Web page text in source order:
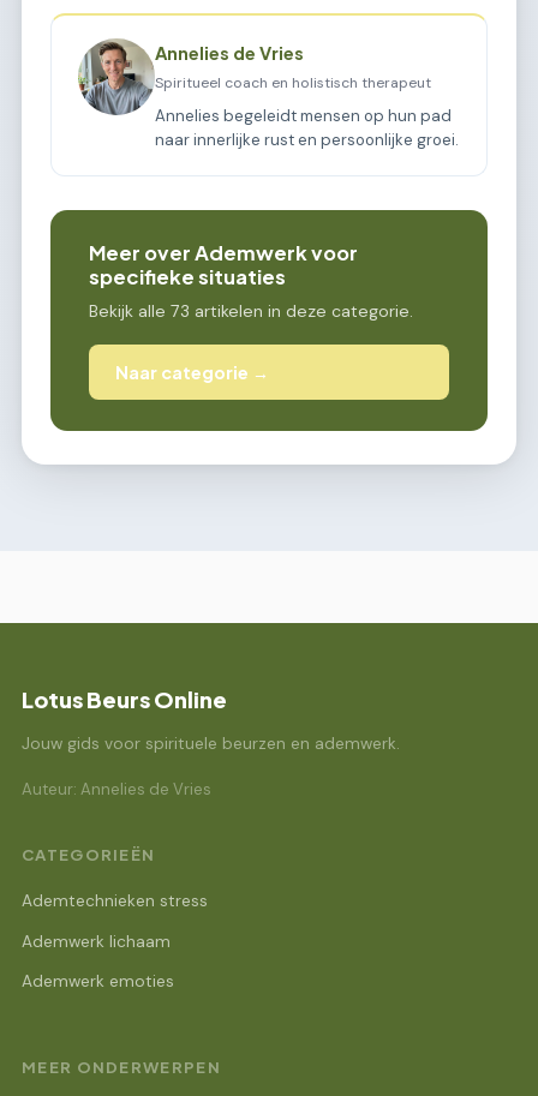
Annelies de Vries
Spiritueel coach en holistisch therapeut
Annelies begeleidt mensen op hun pad
naar innerlijke rust en persoonlijke groei.
Meer over Ademwerk voor
specifieke situaties
Bekijk alle 73 artikelen in deze categorie.
Naar categorie →
Lotus Beurs Online
Jouw gids voor spirituele beurzen en ademwerk.
Auteur: Annelies de Vries
CATEGORIEËN
Ademtechnieken stress
Ademwerk lichaam
Ademwerk emoties
MEER ONDERWERPEN